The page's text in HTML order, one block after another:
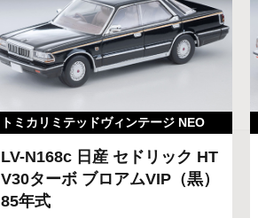
トミカリミテッドヴィンテージ NEO
LV-N168c 日産 セドリック HT
V30ターボ ブロアムVIP（黒）
85年式